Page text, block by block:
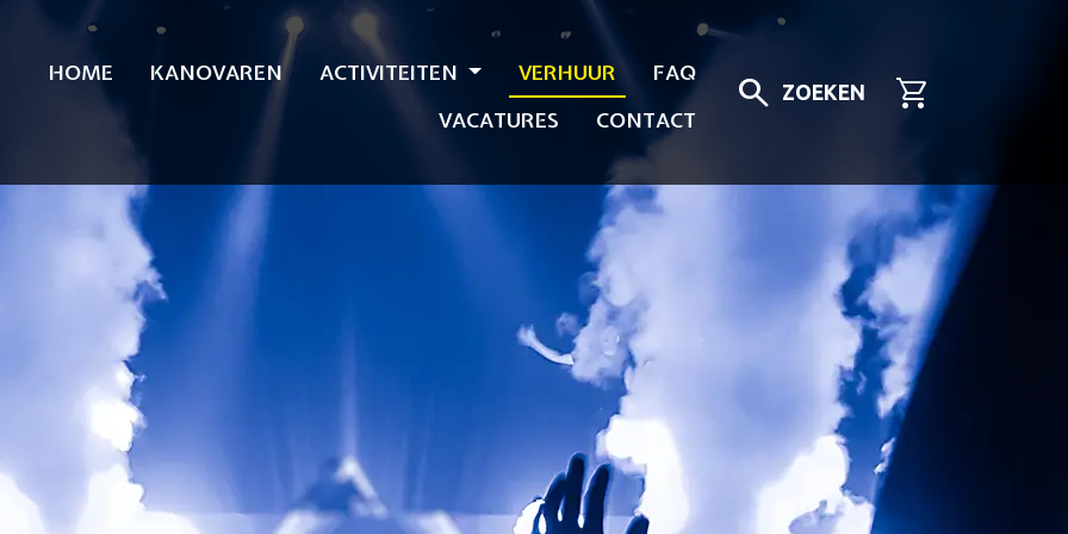
HOME KANOVAREN ACTIVITEITEN VERHUUR
FAQ
VACATURES
CONTACT
search ZOEKEN shopping_cart